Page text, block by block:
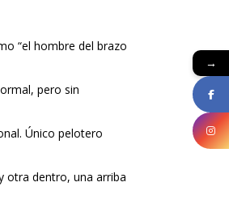
“el hombre del brazo
pero sin
Único pelotero
otra dentro, una arriba
→